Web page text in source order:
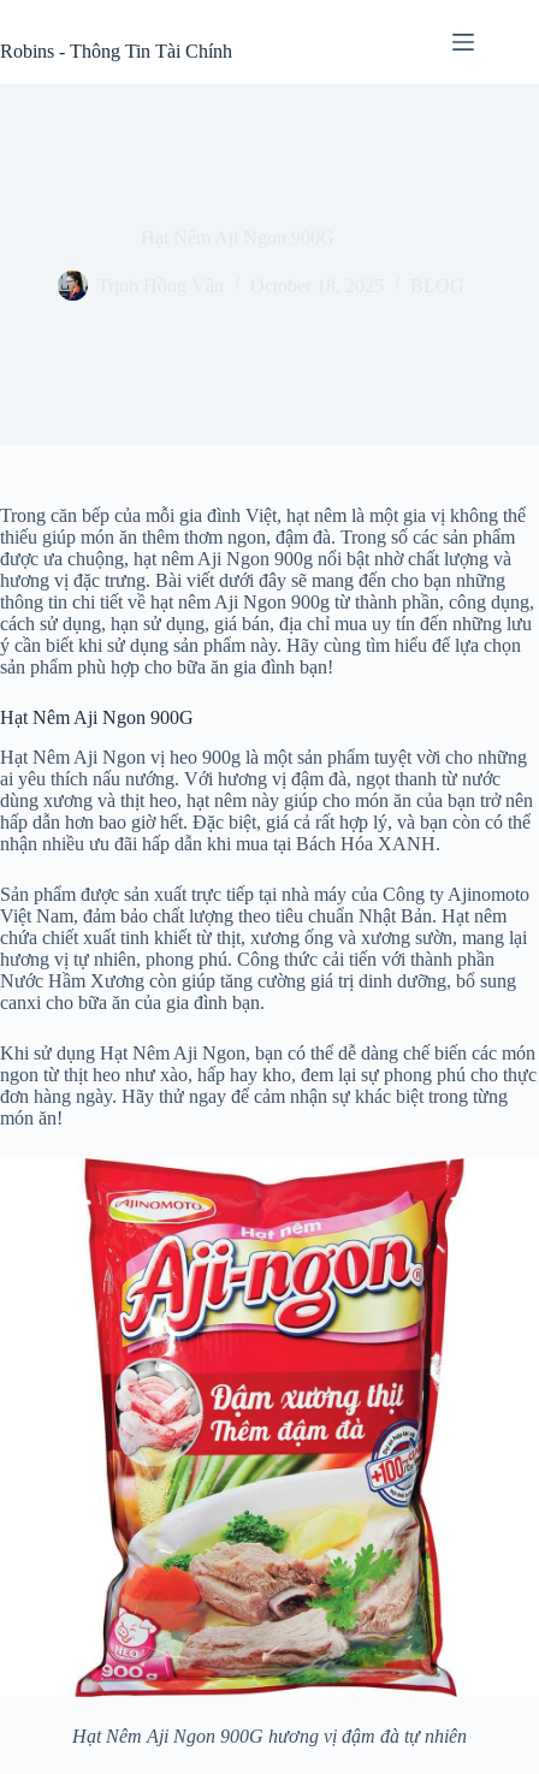
content
Robins - Thông Tin Tài Chính
Trong căn bếp của mỗi gia đình Việt, hạt nêm là một gia vị không thể
thiếu giúp món ăn thêm thơm ngon, đậm đà. Trong số các sản phẩm
được ưa chuộng, hạt nêm Aji Ngon 900g nổi bật nhờ chất lượng và
hương vị đặc trưng. Bài viết dưới đây sẽ mang đến cho bạn những
thông tin chi tiết về hạt nêm Aji Ngon 900g từ thành phần, công dụng,
cách sử dụng, hạn sử dụng, giá bán, địa chỉ mua uy tín đến những lưu
ý cần biết khi sử dụng sản phẩm này. Hãy cùng tìm hiểu để lựa chọn
sản phẩm phù hợp cho bữa ăn gia đình bạn!
Hạt Nêm Aji Ngon 900G
Hạt Nêm Aji Ngon vị heo 900g là một sản phẩm tuyệt vời cho những
ai yêu thích nấu nướng. Với hương vị đậm đà, ngọt thanh từ nước
dùng xương và thịt heo, hạt nêm này giúp cho món ăn của bạn trở nên
hấp dẫn hơn bao giờ hết. Đặc biệt, giá cả rất hợp lý, và bạn còn có thể
nhận nhiều ưu đãi hấp dẫn khi mua tại Bách Hóa XANH.
Sản phẩm được sản xuất trực tiếp tại nhà máy của Công ty Ajinomoto
Việt Nam, đảm bảo chất lượng theo tiêu chuẩn Nhật Bản. Hạt nêm
chứa chiết xuất tinh khiết từ thịt, xương ống và xương sườn, mang lại
hương vị tự nhiên, phong phú. Công thức cải tiến với thành phần
Nước Hầm Xương còn giúp tăng cường giá trị dinh dưỡng, bổ sung
canxi cho bữa ăn của gia đình bạn.
Khi sử dụng Hạt Nêm Aji Ngon, bạn có thể dễ dàng chế biến các món
ngon từ thịt heo như xào, hấp hay kho, đem lại sự phong phú cho thực
đơn hàng ngày. Hãy thử ngay để cảm nhận sự khác biệt trong từng
món ăn!
Hạt Nêm Aji Ngon 900G hương vị đậm đà tự nhiên